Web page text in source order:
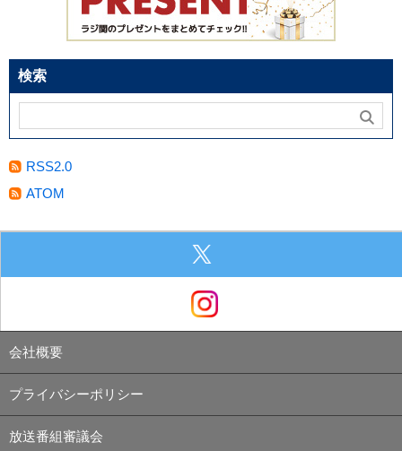
検索
RSS2.0
ATOM
会社概要
プライバシーポリシー
放送番組審議会